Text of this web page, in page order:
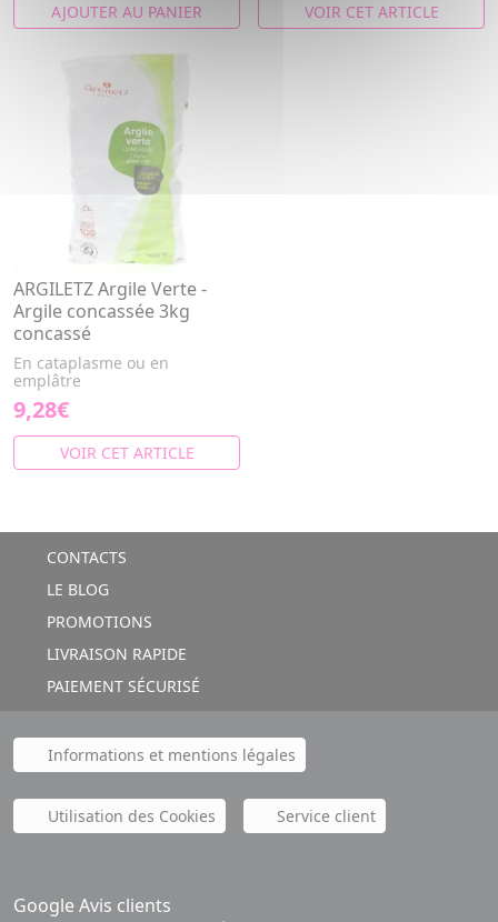
AJOUTER AU PANIER VOIR CET ARTICLE
ARGILETZ Argile Verte -
Argile concassée 3kg
concassé
En cataplasme ou en
emplâtre
9,28€
VOIR CET ARTICLE
CONTACTS
LE BLOG
PROMOTIONS
LIVRAISON RAPIDE
PAIEMENT SÉCURISÉ
Informations et mentions légales
Utilisation des Cookies Service client
Google Avis clients